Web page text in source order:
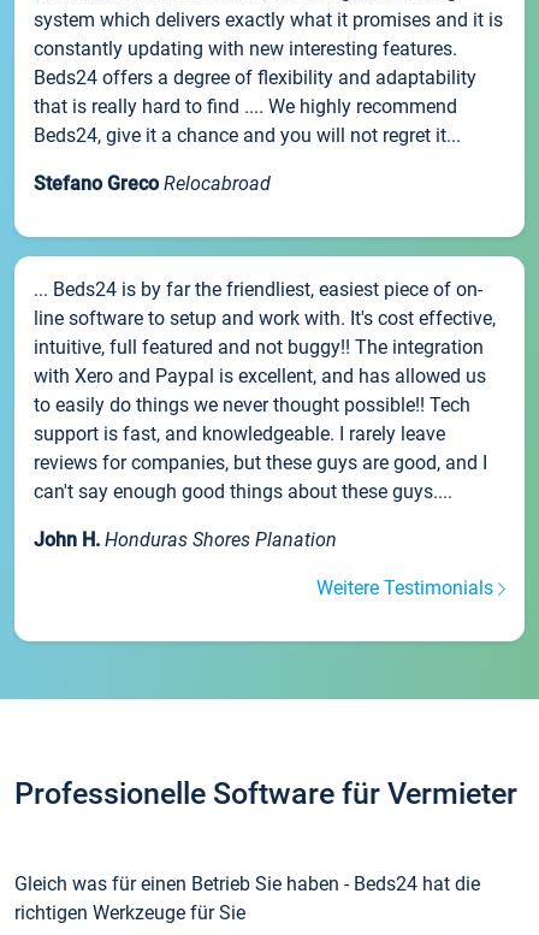
system which delivers exactly what it promises and it is
constantly updating with new interesting features.
Beds24 offers a degree of flexibility and adaptability
that is really hard to find .... We highly recommend
Beds24, give it a chance and you will not regret it...
Stefano Greco Relocabroad
... Beds24 is by far the friendliest, easiest piece of on-
line software to setup and work with. It's cost effective,
intuitive, full featured and not buggy!! The integration
with Xero and Paypal is excellent, and has allowed us
to easily do things we never thought possible!! Tech
support is fast, and knowledgeable. I rarely leave
reviews for companies, but these guys are good, and I
can't say enough good things about these guys....
John H. Honduras Shores Planation
Weitere Testimonials
Professionelle Software für Vermieter
Gleich was für einen Betrieb Sie haben - Beds24 hat die
richtigen Werkzeuge für Sie